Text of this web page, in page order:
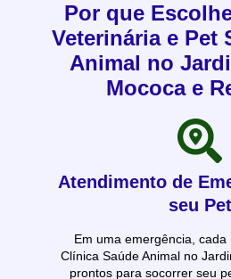
Por que
Veterinária e Pet
Animal no
Mococa e
Atendimento de
seu Pet
Em uma emergência, cada
Clínica Saúde Animal no
prontos para socorrer seu